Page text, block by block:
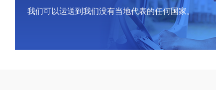
我们可以运送到我们没有当地代表的任何国家。